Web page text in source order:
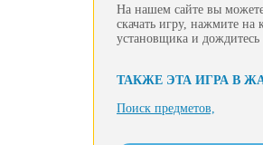
На нашем сайте вы
скачать игру, нажмите на
установщика и
ТАКЖЕ ЭТА ИГРА В
Поиск предметов,